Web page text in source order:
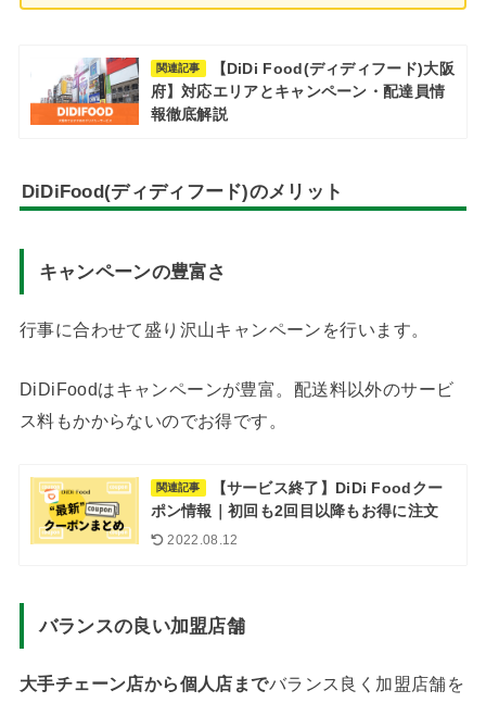
関連記事
【DiDi Food(ディディフード)大阪
府】対応エリアとキャンペーン・配達員情
報徹底解説
DiDiFood(ディディフード)のメリット
キャンペーンの豊富さ
行事に合わせて盛り沢山キャンペーンを行います。
DiDiFoodはキャンペーンが豊富。配送料以外のサービ
ス料もかからないのでお得です。
関連記事
【サービス終了】DiDi Foodクー
ポン情報｜初回も2回目以降もお得に注文
2022.08.12
バランスの良い加盟店舗
大手チェーン店から個人店までバランス良く加盟店舗を